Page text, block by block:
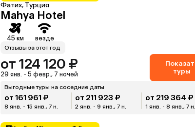
Фатих, Турция
Mahya Hotel
45 км везде
Отзывы за этот год
от 124 120 ₽
29 янв. - 5 февр., 7 ночей
туры
Выгодные туры на соседние даты
от 161 961 ₽
8 янв. - 15 янв., 7 н.
от 211 923 ₽
2 янв. - 9 янв., 7 н.
от 219 364 ₽
1 янв. - 8 янв., 7